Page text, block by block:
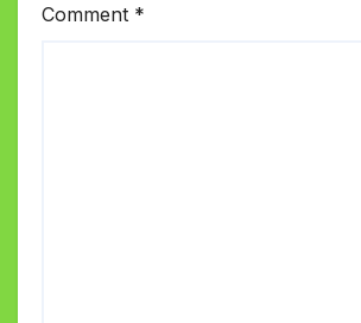
Comment *